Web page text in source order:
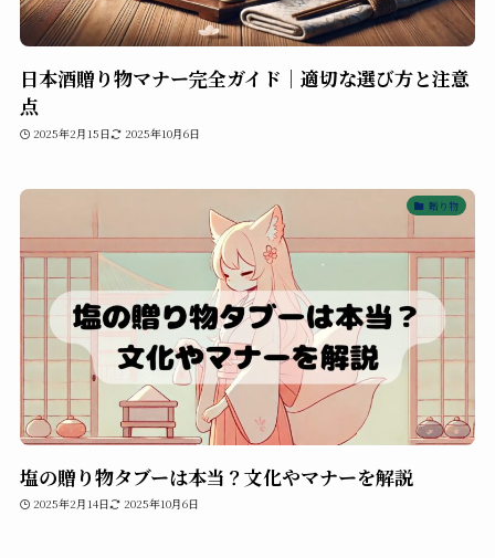
日本酒贈り物マナー完全ガイド｜適切な選び方と注意
点
2025年2月15日 2025年10月6日
贈り物
塩の贈り物タブーは本当？文化やマナーを解説
2025年2月14日 2025年10月6日